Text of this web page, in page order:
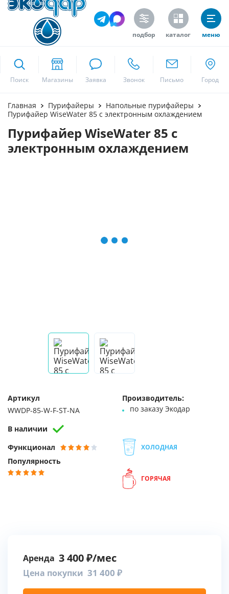
подбор каталог меню
Поиск
Москва
Главная Пурифайеры
Напольные пурифайеры
Пурифайер WiseWater 85 с электронным охлаждением
Пурифайер WiseWater 85 с
электронным охлаждением
Артикул
WWDP-85-W-F-ST-NA
В наличии
Функционал
Популярность
Производитель:
по заказу Экодар
ХОЛОДНАЯ
ГОРЯЧАЯ
Аренда 3 400
Цена покупки 31 400